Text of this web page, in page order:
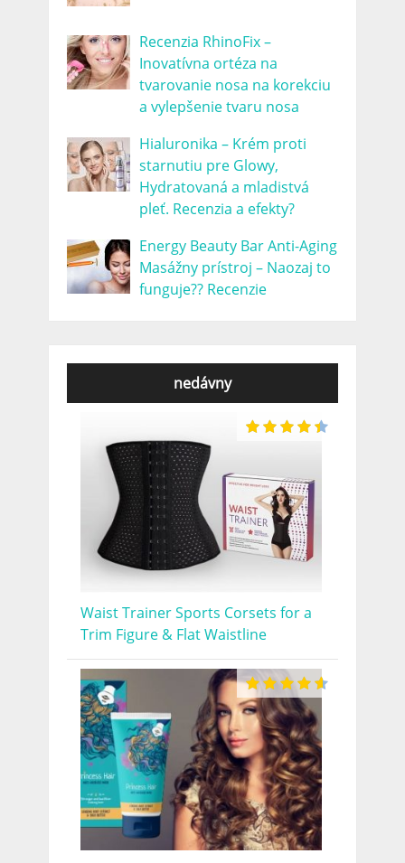
Recenzia RhinoFix –
Inovatívna ortéza na
tvarovanie nosa na korekciu
a vylepšenie tvaru nosa
Hialuronika – Krém proti
starnutiu pre Glowy,
Hydratovaná a mladistvá
pleť. Recenzia a efekty?
Energy Beauty Bar Anti-Aging
Masážny prístroj – Naozaj to
funguje?? Recenzie
nedávny
Waist Trainer Sports Corsets for a
Trim Figure & Flat Waistline